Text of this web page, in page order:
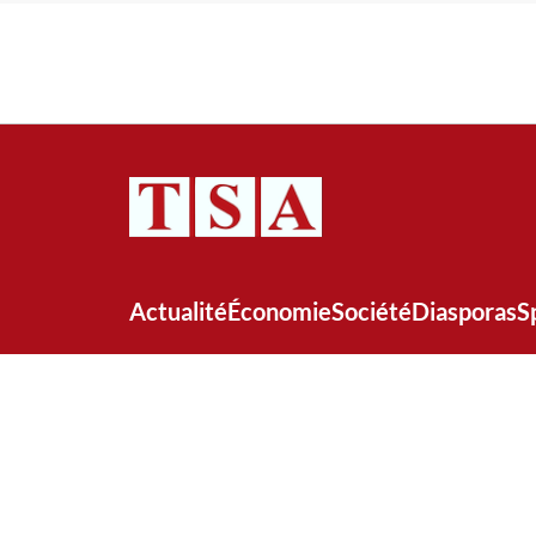
ActualitéÉconomieSociétéDiasporas